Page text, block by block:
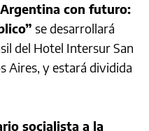
con futuro:
se desarrollará
del Hotel Intersur San
Aires, y estará dividida
socialista a la